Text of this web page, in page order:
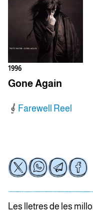
1996
Gone Again
Farewell Reel
Les lletres de les